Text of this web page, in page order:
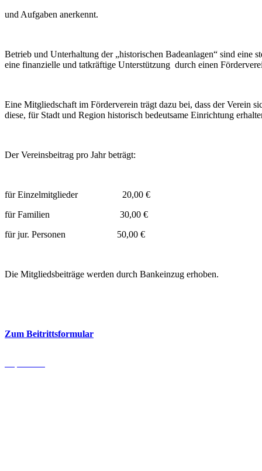
und Aufgaben anerkennt.
Betrieb und Unterhaltung der „historischen Badeanlagen“ sind
eine finanzielle und tatkräftige Unterstützung durch einen
Eine Mitgliedschaft im Förderverein trägt dazu bei, dass der Verein
diese, für Stadt und Region historisch bedeutsame Einrichtung
Der Vereinsbeitrag pro Jahr beträgt:
für Einzelmitglieder 20,00 €
für Familien 30,00 €
für jur. Personen 50,00 €
Die Mitgliedsbeiträge werden durch Bankeinzug erhoben.
Zum Beitrittsformular